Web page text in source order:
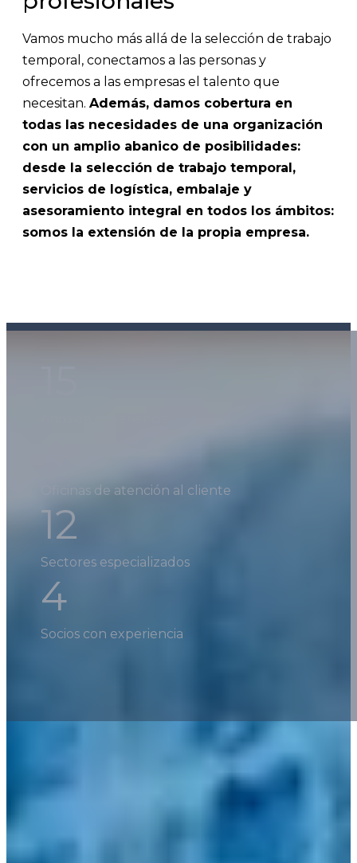
Vamos mucho más allá de la selección de trabajo
temporal, conectamos a las personas y
ofrecemos a las empresas el talento que
necesitan. Además, damos cobertura en
todas las necesidades de una organización
con un amplio abanico de posibilidades:
desde la selección de trabajo temporal,
servicios de logística, embalaje y
asesoramiento integral en todos los ámbitos:
somos la extensión de la propia empresa.
Oficinas de atención al cliente
12
Sectores especializados
4
Socios con experiencia